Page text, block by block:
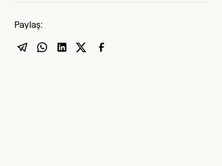
Paylaş: